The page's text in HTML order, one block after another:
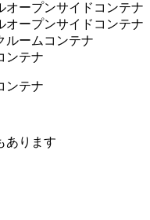
オープンサイドコンテナ
オープンサイドコンテナ
ルームコンテナ
ンテナ
ンテナ
あります